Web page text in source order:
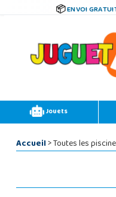
ENVOI
Jouets
Accueil> Toutes les